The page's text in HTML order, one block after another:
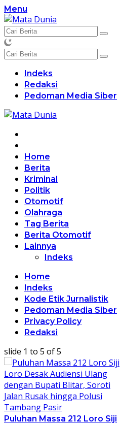
Langsung
ke
konten
Menu
Indeks
Redaksi
Pedoman Media Siber
Home
Berita
Kriminal
Politik
Otomotif
Olahraga
Tag Berita
Berita Otomotif
Lainnya
Indeks
Home
Indeks
Kode Etik Jurnalistik
Pedoman Media Siber
Privacy Policy
Redaksi
slide 1 to 5 of 5
Puluhan Massa 212 Loro Siji